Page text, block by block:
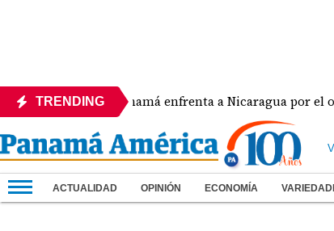
TRENDINGPanamá enfrenta a Nicaragua por el oro en
ACTUALIDAD OPINIÓN ECONOMÍA